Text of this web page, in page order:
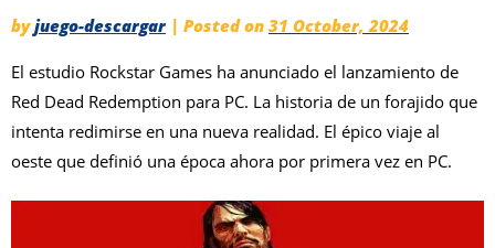
byjuego-descargar | Posted on 31 October, 2024
El estudio Rockstar Games ha anunciado el lanzamiento de
Red Dead Redemption para PC. La historia de un forajido que
intenta redimirse en una nueva realidad. El épico viaje al
oeste que definió una época ahora por primera vez en PC.